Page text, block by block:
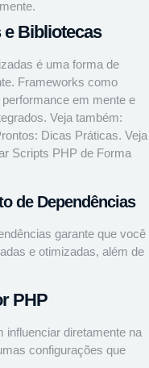
e Bibliotecas
é uma forma de
Frameworks como
em mente e
Veja também:
Dicas Práticas. Veja
Scripts PHP de Forma
de Dependências
garante que você
e otimizadas, além de
PHP
influenciar diretamente na
configurações que